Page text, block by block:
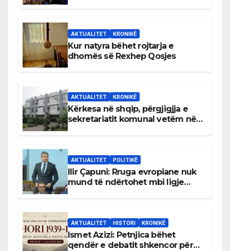
AKTUALITET KRONIKË
Kur natyra bëhet rojtarja e
dhomës së Rexhep Qosjes
AKTUALITET KRONIKË
Kërkesa në shqip, përgjigjja e
sekretariatit komunal vetëm në
AKTUALITET POLITIKË
Ilir Çapuni: Rruga evropiane nuk
mund të ndërtohet mbi ligje
AKTUALITET HISTORI KRONIKË
Ismet Azizi: Petnjica bëhet
qendër e debatit shkencor për